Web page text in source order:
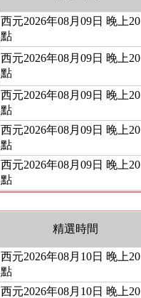
西元2026年08月09日 晚上20
點
西元2026年08月09日 晚上20
點
西元2026年08月09日 晚上20
點
西元2026年08月09日 晚上20
點
西元2026年08月09日 晚上20
點
精選時間
西元2026年08月10日 晚上20
點
西元2026年08月10日 晚上20